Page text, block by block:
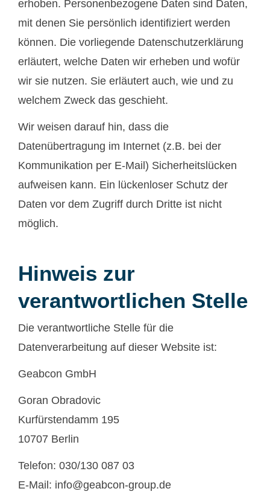
erhoben. Personenbezogene Daten sind Daten,
mit denen Sie persönlich identifiziert werden
können. Die vorliegende Datenschutzerklärung
erläutert, welche Daten wir erheben und wofür
wir sie nutzen. Sie erläutert auch, wie und zu
welchem Zweck das geschieht.
Wir weisen darauf hin, dass die
Datenübertragung im Internet (z.B. bei der
Kommunikation per E-Mail) Sicherheitslücken
aufweisen kann. Ein lückenloser Schutz der
Daten vor dem Zugriff durch Dritte ist nicht
möglich.
Hinweis zur
verantwortlichen Stelle
Die verantwortliche Stelle für die
Datenverarbeitung auf dieser Website ist:
Geabcon GmbH
Goran Obradovic
Kurfürstendamm 195
10707 Berlin
Telefon: 030/130 087 03
E-Mail: info@geabcon-group.de